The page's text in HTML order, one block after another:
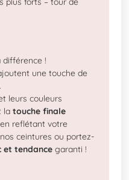
!
une touche de
leurs couleurs
latouche finale
reflétant votre
ceintures ou portez-
et tendance garanti !